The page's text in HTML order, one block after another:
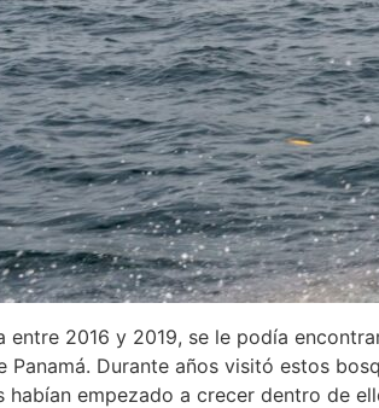
entre 2016 y 2019, se le podía
Panamá. Durante años visitó estos
habían empezado a crecer dentro de